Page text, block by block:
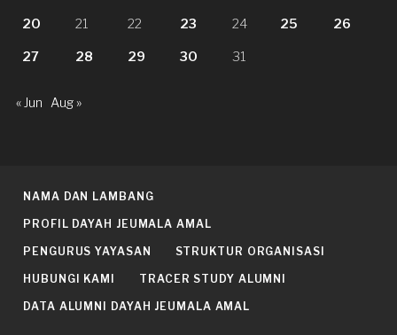
20 21 22 23 24 25 26
27 28 29 30 31
« Jun Aug »
NAMA DAN LAMBANG
PROFIL DAYAH JEUMALA AMAL
PENGURUS YAYASAN STRUKTUR ORGANISASI
HUBUNGI KAMI TRACER STUDY ALUMNI
DATA ALUMNI DAYAH JEUMALA AMAL